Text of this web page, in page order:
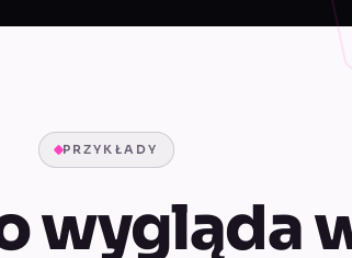
PRZYKŁADY
wygląda